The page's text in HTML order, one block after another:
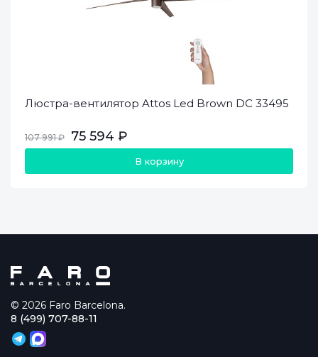
Люстра-вентилятор Attos Led Brown DC 33495
107 991 ₽ 75 594 ₽
В корзину
© 2026 Faro Barcelona.
8 (499) 707-88-11